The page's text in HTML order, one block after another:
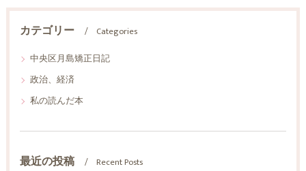
カテゴリー
Categories
中央区月島矯正日記
政治、経済
私の読んだ本
最近の投稿 Recent Posts